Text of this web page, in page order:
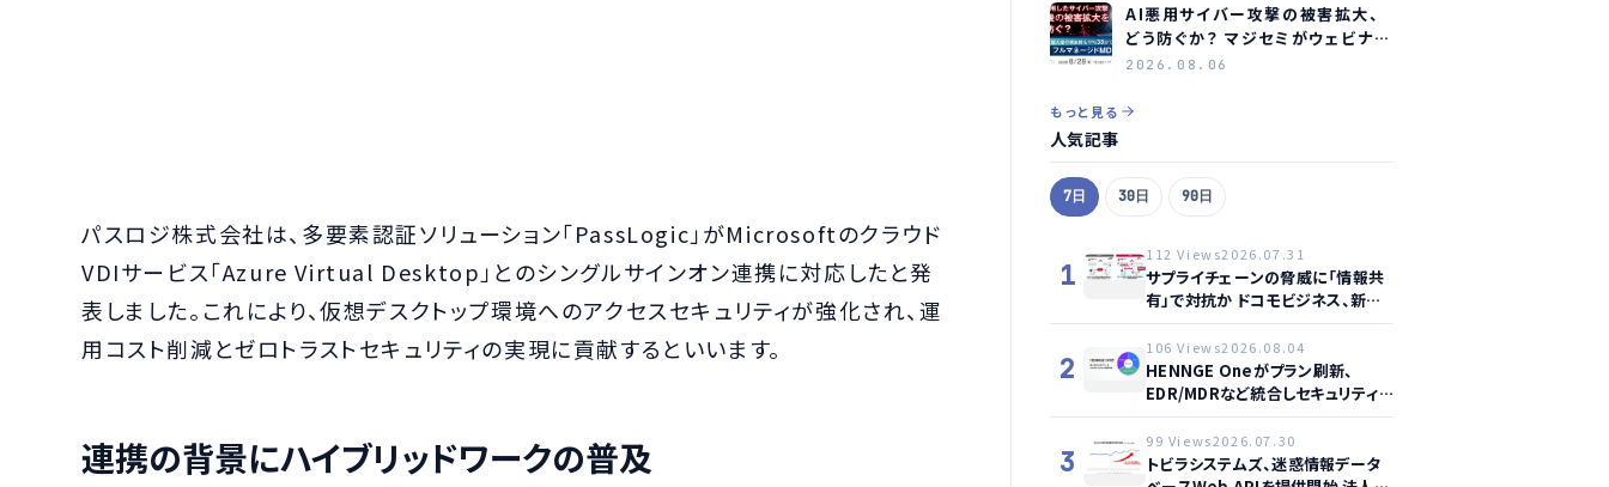
パスロジ株式会社は、多要素認証ソリューション「PassLogic」がMicrosoftのクラウド
VDIサービス「Azure Virtual Desktop」とのシングルサインオン連携に対応したと発
表しました。これにより、仮想デスクトップ環境へのアクセスセキュリティが強化され、運
用コスト削減とゼロトラストセキュリティの実現に貢献するといいます。
連携の背景にハイブリッドワークの普及
AI悪用サイバー攻撃の被害拡大、
どう防ぐか？ マジセミがウェビナー
開催へ
2026.08.06
もっと見る
人気記事
7日 30日 90日
1
112 Views2026.07.31
サプライチェーンの脅威に「情報共
有」で対抗か ドコモビジネス、新サ
ービス提供開始
2
106 Views2026.08.04
HENNGE Oneがプラン刷新、
EDR/MDRなど統合しセキュリティ
強化へ
3
99 Views2026.07.30
トビラシステムズ、迷惑情報データ